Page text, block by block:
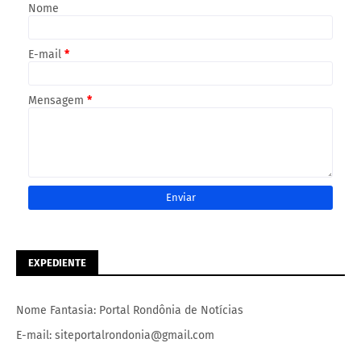
Nome
E-mail *
Mensagem *
EXPEDIENTE
Nome Fantasia: Portal Rondônia de Notícias
E-mail: siteportalrondonia@gmail.com